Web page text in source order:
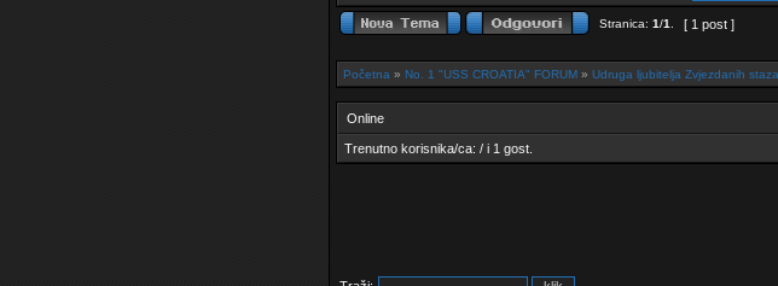
Stranica: 1/1 [ 1 post ]
Početna » No. 1 "USS CROATIA" FORUM » Udruga ljubitelja Zvjezdanih
Online
Trenutno korisnika/ca: / i 1 gost.